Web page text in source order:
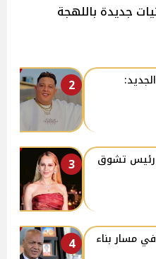
يطرح 5 أغنيات جديدة باللهجة
2
3
رئيس تشوق
4
مسار بناء